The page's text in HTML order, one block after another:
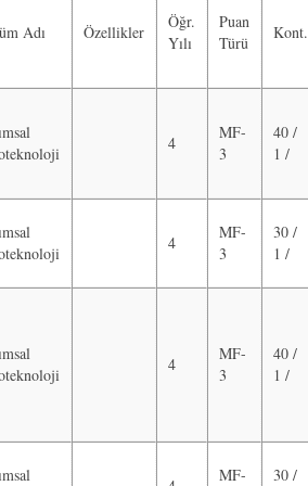
Adı Özellikler
Öğr.
Yılı
Puan
Türü
Kont.
4
MF-
3
40 /
1 /
4
MF-
3
30 /
1 /
4
MF-
3
40 /
1 /
MF- 30 /